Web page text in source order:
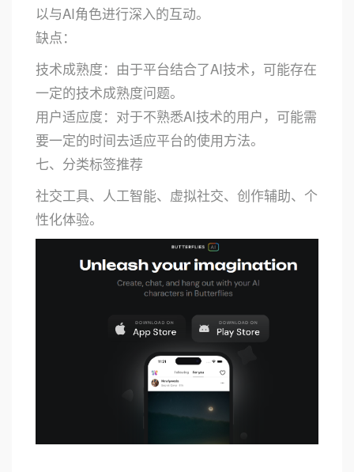
以与AI角色进行深入的互动。
缺点：
技术成熟度：由于平台结合了AI技术，可能存在
一定的技术成熟度问题。
用户适应度：对于不熟悉AI技术的用户，可能需
要一定的时间去适应平台的使用方法。
七、分类标签推荐
社交工具、人工智能、虚拟社交、创作辅助、个
性化体验。